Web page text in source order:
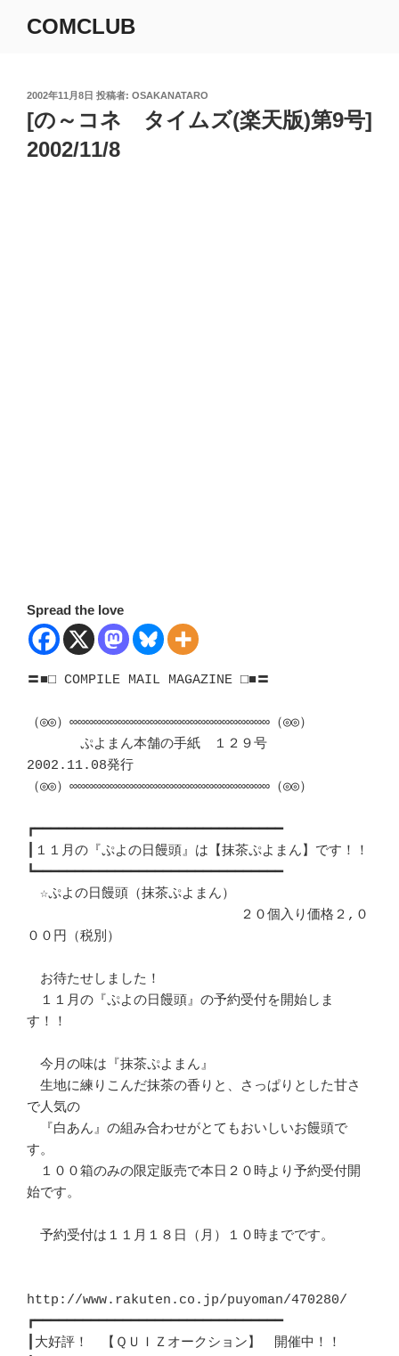
COMCLUB
投
稿
日:
2002年11月8日 投稿者: OSAKANATARO
[の～コネ タイムズ(楽天版)第9号]
2002/11/8
Spread the love
〓■□ COMPILE MAIL MAGAZINE □■〓
（◎◎）∞∞∞∞∞∞∞∞∞∞∞∞∞∞∞∞∞∞∞∞∞∞∞∞∞（◎◎）
ぷよまん本舗の手紙　１２９号
2002.11.08発行
（◎◎）∞∞∞∞∞∞∞∞∞∞∞∞∞∞∞∞∞∞∞∞∞∞∞∞∞（◎◎）
┏━━━━━━━━━━━━━━━━━━━━━━━━━━━━━━━
┃１１月の『ぷよの日饅頭』は【抹茶ぷよまん】です！！
┗━━━━━━━━━━━━━━━━━━━━━━━━━━━━━━━
☆ぷよの日饅頭（抹茶ぷよまん）
２０個入り価格２,０
００円（税別）
お待たせしました！
１１月の『ぷよの日饅頭』の予約受付を開始しま
す！！
今月の味は『抹茶ぷよまん』
生地に練りこんだ抹茶の香りと、さっぱりとした甘さ
で人気の
『白あん』の組み合わせがとてもおいしいお饅頭で
す。
１００箱のみの限定販売で本日２０時より予約受付開
始です。
予約受付は１１月１８日（月）１０時までです。
http://www.rakuten.co.jp/puyoman/470280/
┏━━━━━━━━━━━━━━━━━━━━━━━━━━━━━━━
┃大好評！　【ＱＵＩＺオークション】　開催中！！